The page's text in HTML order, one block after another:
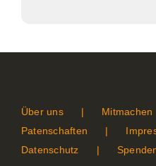
Über uns Mitmachen
Patenschaften
Datenschutz